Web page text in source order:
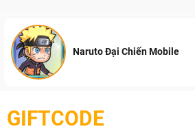
Naruto Đại Chiến Mobile
GIFTCODE